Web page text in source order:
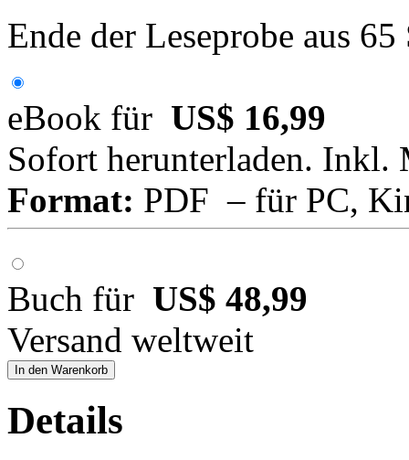
Ende der Leseprobe aus
eBook für US$ 16,99
Sofort herunterladen. Inkl.
Format: PDF – für PC,
Buch für US$ 48,99
Versand weltweit
In den Warenkorb
Details